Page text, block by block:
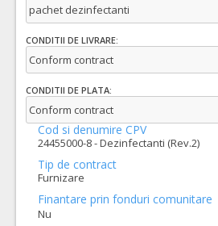
pachet dezinfectanti
CONDITII DE LIVRARE:
Conform contract
CONDITII DE PLATA:
Conform contract
Cod si denumire CPV
24455000-8 - Dezinfectanti (Rev.2)
Tip de contract
Furnizare
Finantare prin fonduri comunitare
Nu